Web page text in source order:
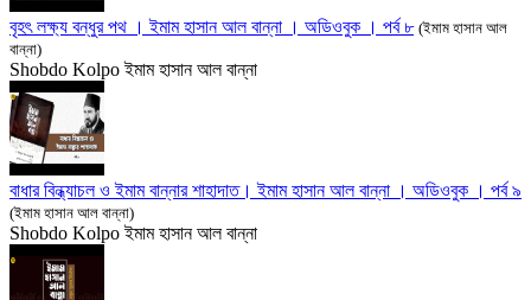
বৃহৎ লক্ষ্য বন্ধুর পথ । ইমাম হাসান আল বান্না । অডিওবুক । পর্ব ৮ (ইমাম হাসান আল
বান্না)
Shobdo Kolpo ইমাম হাসান আল বান্না
বাধার বিন্ধ্যাচল ও ইমাম বান্নার শাহাদাত। ইমাম হাসান আল বান্না । অডিওবুক । পর্ব ৯
(ইমাম হাসান আল বান্না)
Shobdo Kolpo ইমাম হাসান আল বান্না